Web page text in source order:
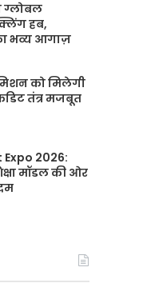
ग्लोबल
हब,
भव्य आगाज़
को मिलेगी
तंत्र मजबूत
2026:
मॉडल की ओर